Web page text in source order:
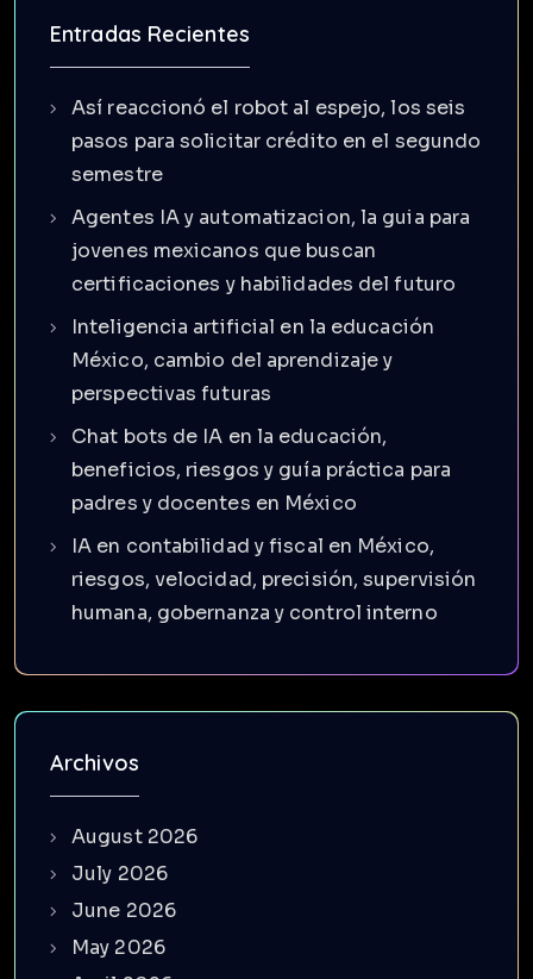
Entradas Recientes
Así reaccionó el robot al espejo, los seis
pasos para solicitar crédito en el segundo
semestre
Agentes IA y automatizacion, la guia para
jovenes mexicanos que buscan
certificaciones y habilidades del futuro
Inteligencia artificial en la educación
México, cambio del aprendizaje y
perspectivas futuras
Chat bots de IA en la educación,
beneficios, riesgos y guía práctica para
padres y docentes en México
IA en contabilidad y fiscal en México,
riesgos, velocidad, precisión, supervisión
humana, gobernanza y control interno
Archivos
August 2026
July 2026
June 2026
May 2026